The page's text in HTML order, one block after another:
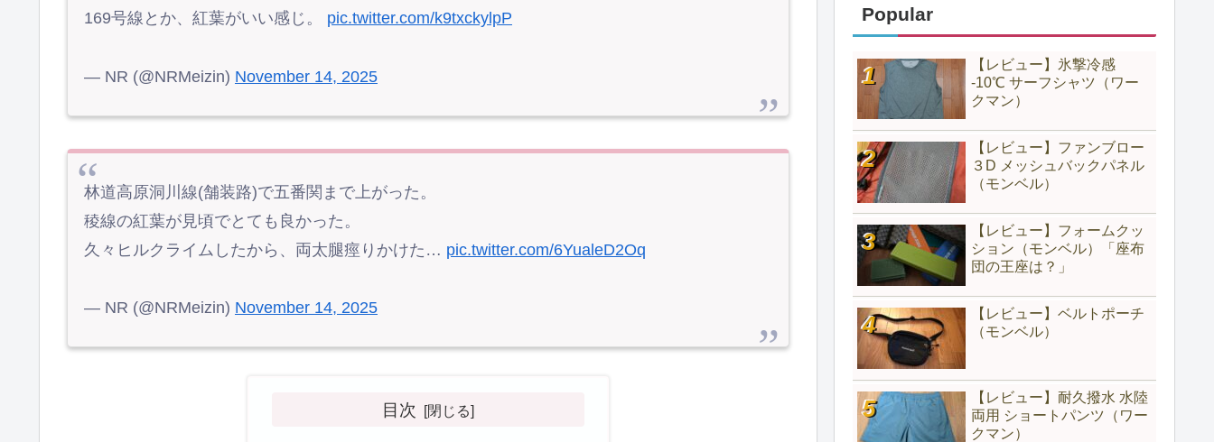
169号線とか、紅葉がいい感じ。 pic.twitter.com/k9txckylpP
— NR (@NRMeizin) November 14, 2025
林道高原洞川線(舗装路)で五番関まで上がった。
稜線の紅葉が見頃でとても良かった。
久々ヒルクライムしたから、両太腿痙りかけた… pic.twitter.com/6YualeD2Oq
— NR (@NRMeizin) November 14, 2025
目次
Popular
【レビュー】氷撃冷感
-10℃ サーフシャツ（ワー
クマン）
【レビュー】ファンブロー
３D メッシュバックパネル
（モンベル）
【レビュー】フォームクッ
ション（モンベル）「座布
団の王座は？」
【レビュー】ベルトポーチ
（モンベル）
【レビュー】耐久撥水 水陸
両用 ショートパンツ（ワー
クマン）